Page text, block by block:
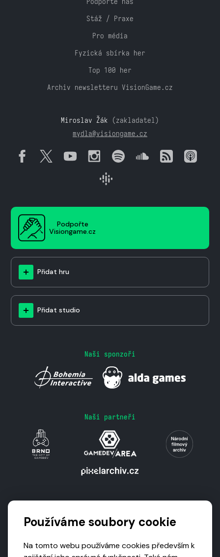
Stáž / Praxe
Pro média
Fyzická sbírka her
Top 100 her
Archiv newsletteru VisionGame.cz
Miroslav Žák (zakladatel)
mydla@visiongame.cz
Podpořte
Visiongame.cz
Přidat hru
Přidat studio
Naši sponzoři
Naši partneři
Používáme soubory cookie
Na tomto webu používáme cookies především k